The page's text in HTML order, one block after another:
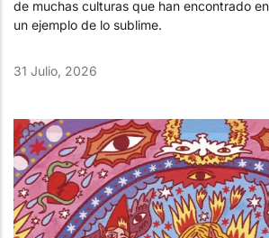
de muchas culturas que han encontrado
un ejemplo de lo sublime.
31 Julio, 2026